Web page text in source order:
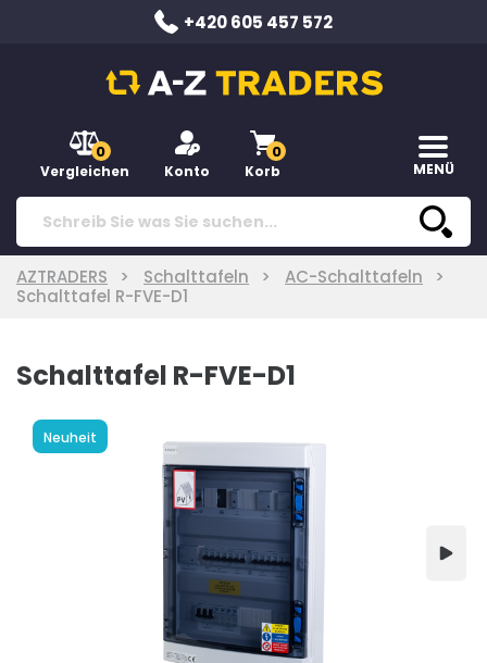
+420 605 457 572
0
Vergleichen Konto
0
Korb MENÜ
AZTRADERS Schalttafeln
AC-Schalttafeln
Schalttafel R-FVE-D1
Schalttafel R-FVE-D1
Neuheit